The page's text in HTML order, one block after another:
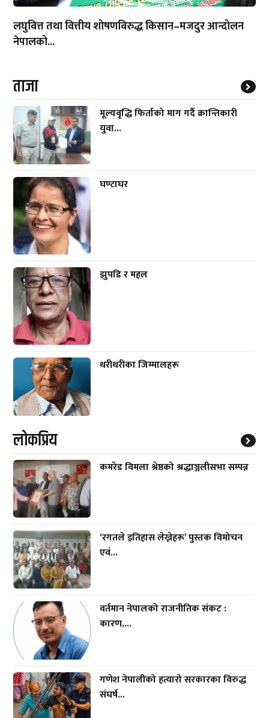
लघुवित्त तथा वित्तीय शोषणविरुद्ध किसान–मजदुर आन्दोलन
नेपालको...
ताजा
मूल्यवृद्धि फिर्ताको माग गर्दै क्रान्तिकारी
युवा...
घण्टाघर
झुपडि र महल
थरीथरीका जिम्मालहरू
लाेकप्रिय
कमरेड विमला श्रेष्ठको श्रद्धाञ्जलीसभा सम्पन्न
‘रगतले इतिहास लेख्नेहरू’ पुस्तक विमोचन
एवं...
वर्तमान नेपालको राजनीतिक संकट :
कारण,...
गणेश नेपालीको हत्यारो सरकारका विरुद्ध
संघर्ष...